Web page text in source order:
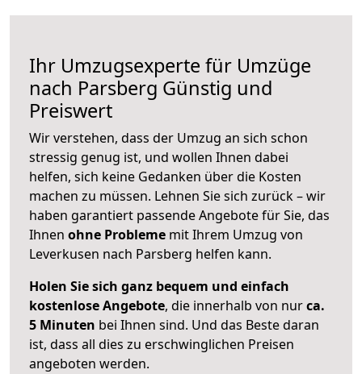
Ihr Umzugsexperte für Umzüge
nach Parsberg Günstig und
Preiswert
Wir verstehen, dass der Umzug an sich schon
stressig genug ist, und wollen Ihnen dabei
helfen, sich keine Gedanken über die Kosten
machen zu müssen. Lehnen Sie sich zurück – wir
haben garantiert passende Angebote für Sie, das
Ihnen ohne Probleme mit Ihrem Umzug von
Leverkusen nach Parsberg helfen kann.
Holen Sie sich ganz bequem und einfach
kostenlose Angebote, die innerhalb von nurca.
5 Minuten bei Ihnen sind. Und das Beste daran
ist, dass all dies zu erschwinglichen Preisen
angeboten werden.